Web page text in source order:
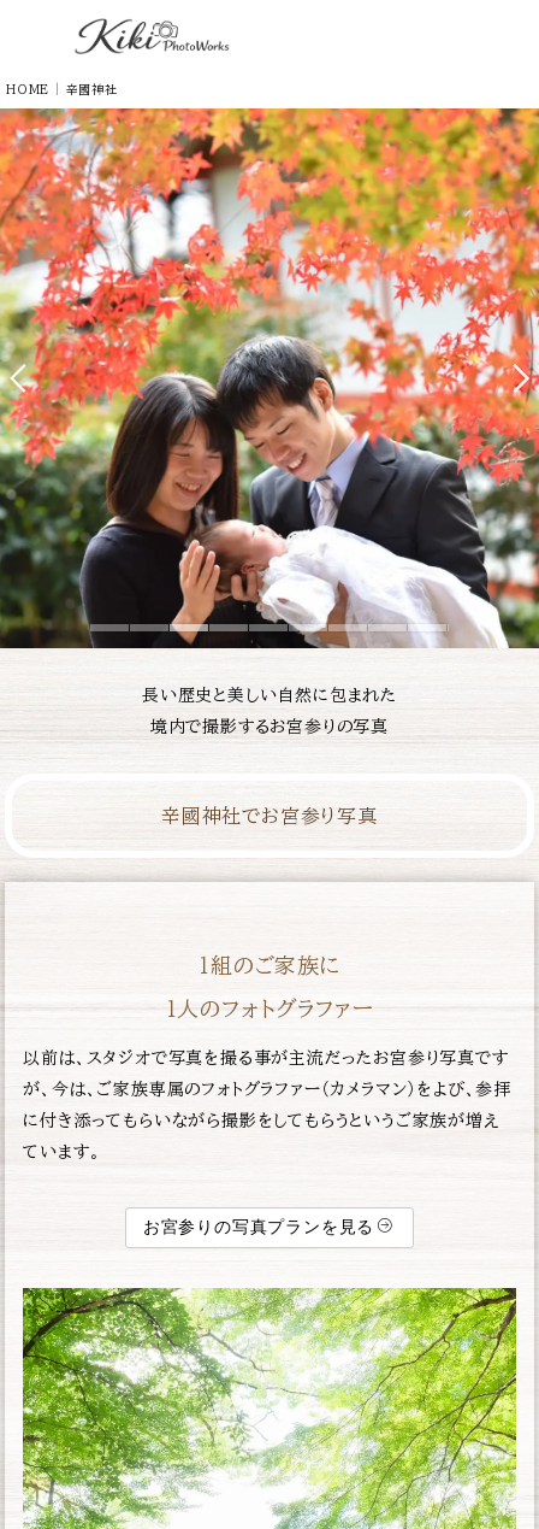
HOME 辛國神社
長い歴史と美しい自然に包まれた
境内で撮影するお宮参りの写真
辛國神社でお宮参り写真
１組のご家族に
１人のフォトグラファー
以前は、スタジオで写真を撮る事が主流だったお宮参り写真です
が、今は、ご家族専属のフォトグラファー（カメラマン）をよび、参拝
に付き添ってもらいながら撮影をしてもらうというご家族が増え
ています。
お宮参りの写真プランを見る